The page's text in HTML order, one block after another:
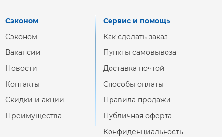
Сэконом
Сэконом
Вакансии
Новости
Контакты
Скидки и акции
Преимущества
Сервис и помощь
Как сделать заказ
Пункты самовывоза
Доставка почтой
Способы оплаты
Правила продажи
Публичная оферта
Конфиденциальность